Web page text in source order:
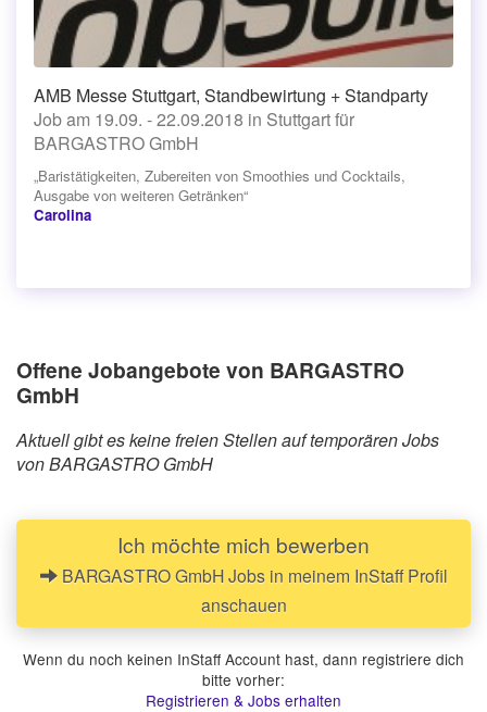
AMB Messe Stuttgart, Standbewirtung + Standparty
Job am 19.09. - 22.09.2018 in Stuttgart für
BARGASTRO GmbH
„Baristätigkeiten, Zubereiten von Smoothies und Cocktails,
Ausgabe von weiteren Getränken“
Carolina
Offene Jobangebote von BARGASTRO
GmbH
Aktuell gibt es keine freien Stellen auf temporären Jobs
von BARGASTRO GmbH
Ich möchte mich bewerben
BARGASTRO GmbH Jobs in meinem InStaff Profil
anschauen
Wenn du noch keinen InStaff Account hast, dann registriere dich
bitte vorher:
Registrieren & Jobs erhalten